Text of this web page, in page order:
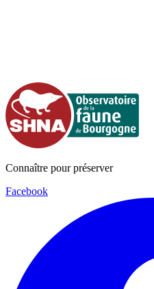
Connaître pour préserver
Facebook